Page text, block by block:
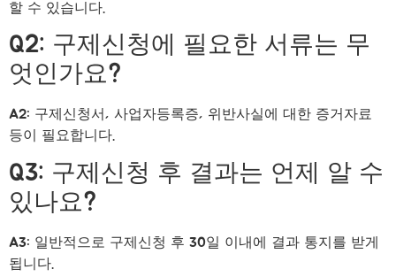
할 수 있습니다.
Q2: 구제신청에 필요한 서류는 무
엇인가요?
A2: 구제신청서, 사업자등록증, 위반사실에 대한 증거자료
등이 필요합니다.
Q3: 구제신청 후 결과는 언제 알 수
있나요?
A3: 일반적으로 구제신청 후 30일 이내에 결과 통지를 받게
됩니다.